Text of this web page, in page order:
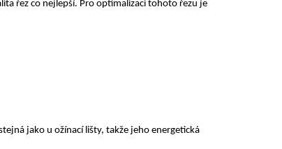
řez co nejlepší. Pro optimalizaci tohoto řezu je
jako u ožínací lišty, takže jeho energetická